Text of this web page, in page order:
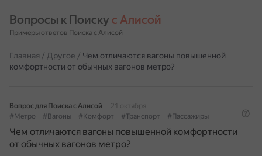
Вопросы к Поиску с Алисой
Примеры ответов Поиска с Алисой
Главная / Другое / Чем отличаются вагоны повышенной
комфортности от обычных вагонов метро?
Вопрос для Поиска с Алисой
21 октября
#Метро
#Вагоны #Комфорт #Транспорт #Пассажиры
Чем отличаются вагоны повышенной комфортности
от обычных вагонов метро?